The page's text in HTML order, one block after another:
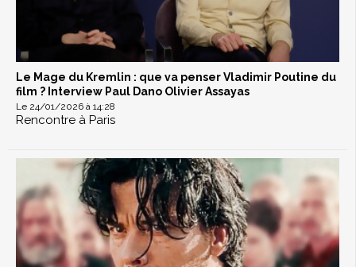
Le Mage du Kremlin : que va penser Vladimir Poutine du
film ? Interview Paul Dano Olivier Assayas
Le 24/01/2026 à 14:28
Rencontre à Paris